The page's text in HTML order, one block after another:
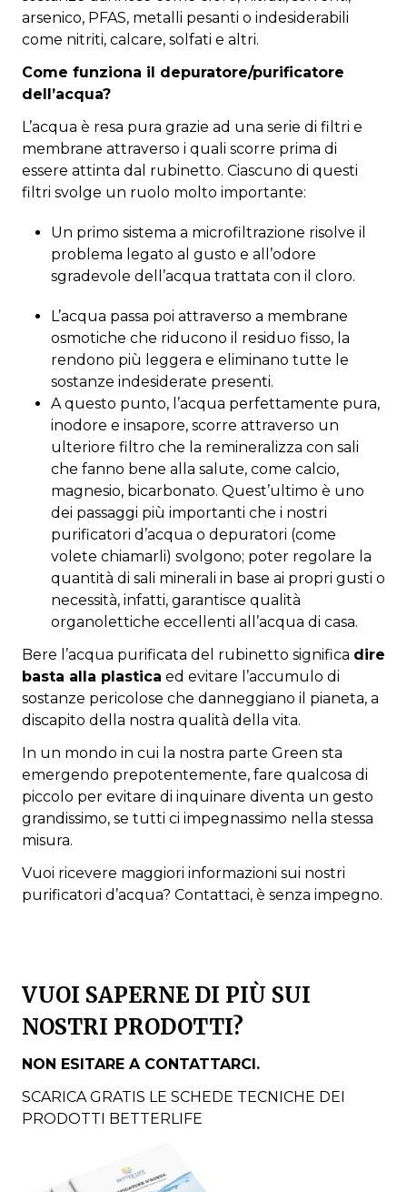
arsenico, PFAS, metalli pesanti o indesiderabili
come nitriti, calcare, solfati e altri.
Come funziona il depuratore/purificatore
dell’acqua?
L’acqua è resa pura grazie ad una serie di filtri e
membrane attraverso i quali scorre prima di
essere attinta dal rubinetto. Ciascuno di questi
filtri svolge un ruolo molto importante:
Un primo sistema a microfiltrazione risolve il
problema legato al gusto e all’odore
sgradevole dell’acqua trattata con il cloro.
L’acqua passa poi attraverso a membrane
osmotiche che riducono il residuo fisso, la
rendono più leggera e eliminano tutte le
sostanze indesiderate presenti.
A questo punto, l’acqua perfettamente pura,
inodore e insapore, scorre attraverso un
ulteriore filtro che la remineralizza con sali
che fanno bene alla salute, come calcio,
magnesio, bicarbonato. Quest’ultimo è uno
dei passaggi più importanti che i nostri
purificatori d’acqua o depuratori (come
volete chiamarli) svolgono; poter regolare la
quantità di sali minerali in base ai propri gusti o
necessità, infatti, garantisce qualità
organolettiche eccellenti all’acqua di casa.
Bere l’acqua purificata del rubinetto significa dire
basta alla plastica ed evitare l’accumulo di
sostanze pericolose che danneggiano il pianeta, a
discapito della nostra qualità della vita.
In un mondo in cui la nostra parte Green sta
emergendo prepotentemente, fare qualcosa di
piccolo per evitare di inquinare diventa un gesto
grandissimo, se tutti ci impegnassimo nella stessa
misura.
Vuoi ricevere maggiori informazioni sui nostri
purificatori d’acqua? Contattaci, è senza impegno.
VUOI SAPERNE DI PIÙ SUI
NOSTRI PRODOTTI?
NON ESITARE A CONTATTARCI.
SCARICA GRATIS LE SCHEDE TECNICHE DEI
PRODOTTI BETTERLIFE